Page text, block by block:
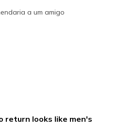
a um amigo
return looks like men's